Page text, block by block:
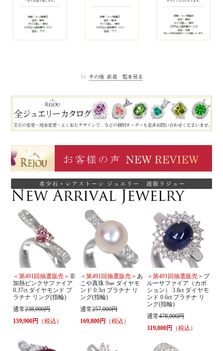
＜第491回抽選販売＞非
加熱ピンクサファイア
0.37ct ダイヤモンド プ
ラチナ リング(指輪)
通常238,000円
159,900円
（税込）
＜第491回抽選販売＞ あ
こや真珠 9㎜ ダイヤモ
ンド 0.3ct プラチナ リ
ング(指輪)
通常257,000円
169,800円
（税込）
＜第491回抽選販売＞ ブ
ルーサファイア（カボ
ション） 3.8ct ダイヤモ
ンド 0.6ct プラチナ リ
ング(指輪)
通常478,000円
319,800円
（税込）